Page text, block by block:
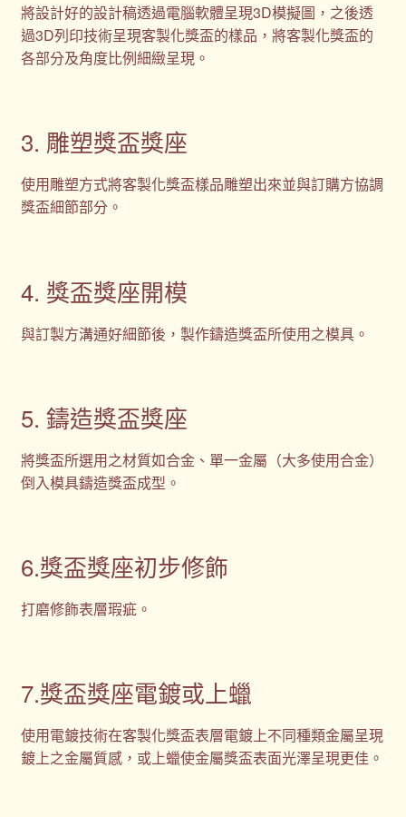
將設計好的設計稿透過電腦軟體呈現3D模擬圖，之後透
過3D列印技術呈現客製化獎盃的樣品，將客製化獎盃的
各部分及角度比例細緻呈現。
3. 雕塑獎盃獎座
使用雕塑方式將客製化獎盃樣品雕塑出來並與訂購方協調
獎盃細節部分。
4. 獎盃獎座開模
與訂製方溝通好細節後，製作鑄造獎盃所使用之模具。
5. 鑄造獎盃獎座
將獎盃所選用之材質如合金、單一金屬（大多使用合金）
倒入模具鑄造獎盃成型。
6.獎盃獎座初步修飾
打磨修飾表層瑕疵。
7.獎盃獎座電鍍或上蠟
使用電鍍技術在客製化獎盃表層電鍍上不同種類金屬呈現
鍍上之金屬質感，或上蠟使金屬獎盃表面光澤呈現更佳。